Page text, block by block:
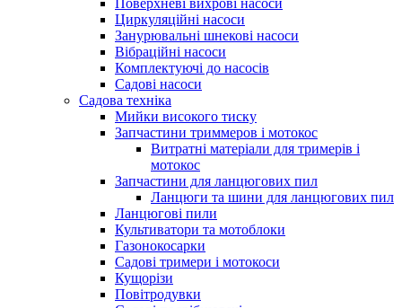
Поверхневі вихрові насоси
Циркуляційні насоси
Занурювальні шнекові насоси
Вібраційні насоси
Комплектуючі до насосів
Cадові насоси
Садова техніка
Мийки високого тиску
Запчастини триммеров і мотокос
Витратні матеріали для тримерів і
мотокос
Запчастини для ланцюгових пил
Ланцюги та шини для ланцюгових пил
Ланцюгові пили
Культиватори та мотоблоки
Газонокосарки
Садові тримери і мотокоси
Кущорізи
Повітродувки